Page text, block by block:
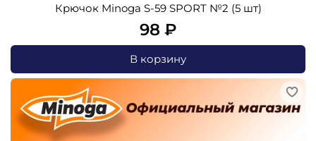
Крючок Minoga S-59 SPORT №2 (5 шт)
98 ₽
В корзину